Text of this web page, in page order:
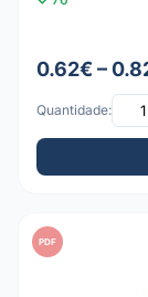
0.62€ –
Quantidade:
PDF